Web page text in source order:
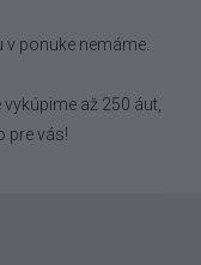
v ponuke nemáme.
až 250 áut,
pre vás!